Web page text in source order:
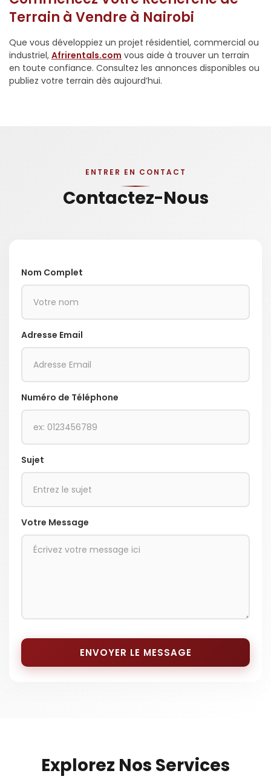
Terrain à Vendre à Nairobi
Que vous développiez un projet résidentiel, commercial ou
industriel, Afrirentals.com vous aide à trouver un terrain
en toute confiance. Consultez les annonces disponibles ou
publiez votre terrain dès aujourd’hui.
ENTRER EN CONTACT
Contactez-Nous
Nom Complet
Adresse Email
Numéro de Téléphone
Sujet
Votre Message
ENVOYER LE MESSAGE
Explorez Nos Services